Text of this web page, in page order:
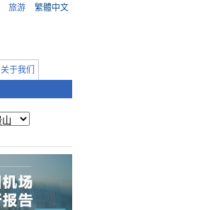
旅游 繁體中文
关于我们